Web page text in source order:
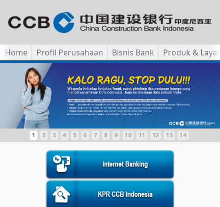
Home Profil Perusahaan Bisnis Bank Produk &
1 2 3 4 5 6 7 8 9 10 11 12 13 14